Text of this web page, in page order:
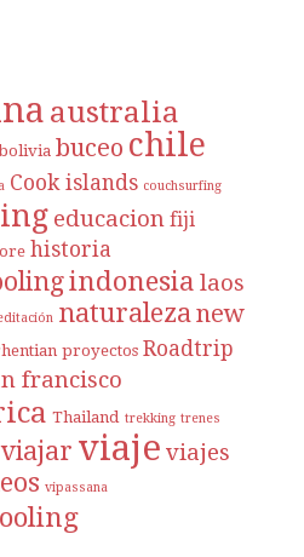
australia
buceo chile
Cook islands couchsurfing
educacion fiji
historia
indonesia laos
naturalezanew
proyectos Roadtrip
francisco
Thailand trekking trenes
viajar viaje viajes
vipassana